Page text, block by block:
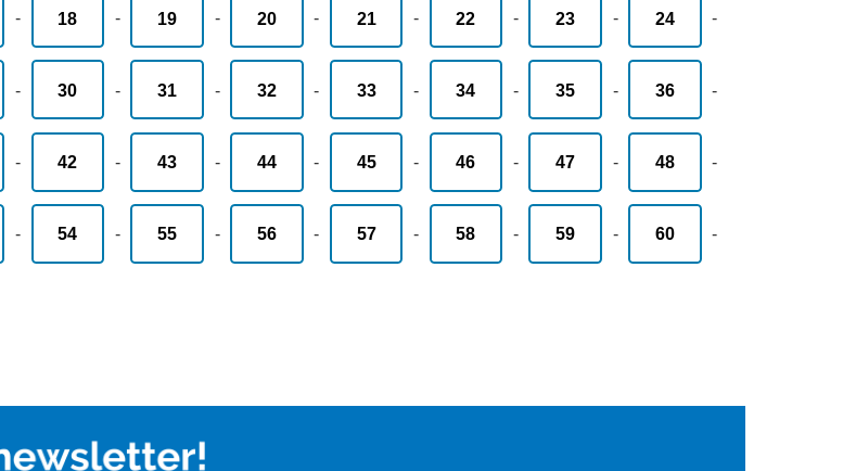
- 18 - 19 - 20 - 21 - 22 - 23 - 24 -
- 30 - 31 - 32 - 33 - 34 - 35 - 36 -
- 42 - 43 - 44 - 45 - 46 - 47 - 48 -
- 54 - 55 - 56 - 57 - 58 - 59 - 60 -